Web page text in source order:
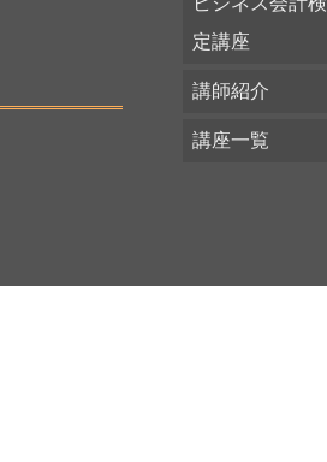
定講座
講師紹介
講座一覧